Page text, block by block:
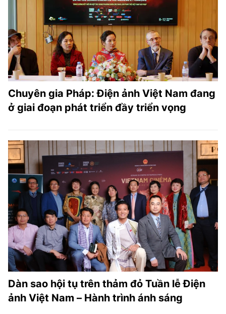
Chuyên gia Pháp: Điện ảnh Việt Nam đang
ở giai đoạn phát triển đầy triển vọng
Dàn sao hội tụ trên thảm đỏ Tuần lễ Điện
ảnh Việt Nam – Hành trình ánh sáng